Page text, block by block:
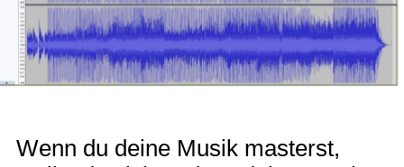
Wenn du deine Musik masterst,